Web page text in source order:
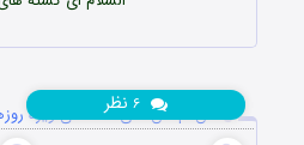
اس ام اس های احساسی ویژه
۶ نظر